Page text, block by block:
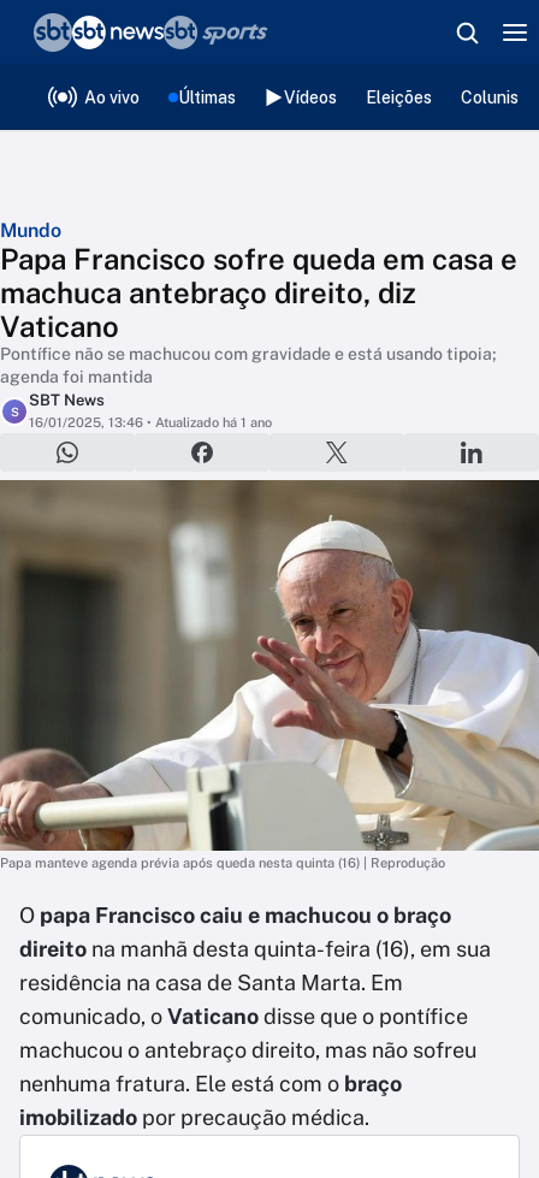
Ao vivo Últimas Vídeos Eleições
Mundo
Papa Francisco sofre queda em casa e
machuca antebraço direito, diz
Vaticano
Pontífice não se machucou com gravidade e está usando tipoia;
agenda foi mantida
S
SBT News
16/01/2025, 13:46 • Atualizado há 1 ano
Papa manteve agenda prévia após queda nesta quinta (16) | Reprodução
O papa Francisco caiu e machucou o braço
direito na manhã desta quinta-feira (16), em sua
residência na casa de Santa Marta. Em
comunicado, oVaticanodisse que o pontífice
machucou o antebraço direito, mas não sofreu
nenhuma fratura. Ele está com o braço
imobilizado por precaução médica.
❮voltar
Editorias